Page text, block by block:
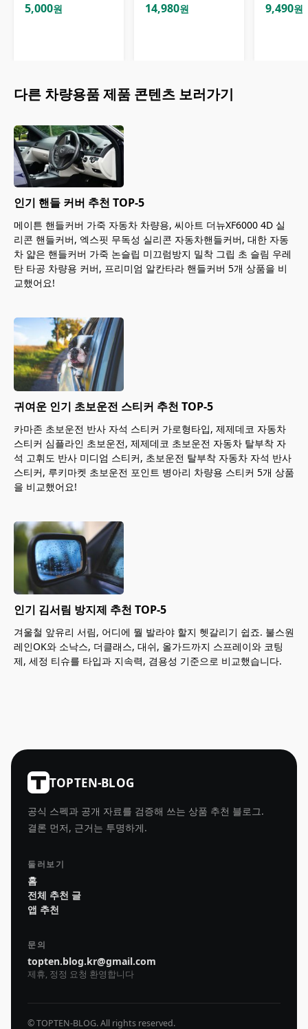
5,000원
14,980원
9,490원
다른 차량용품제품 콘텐츠 보러가기
인기 핸들 커버 추천 TOP-5
메이튼 핸들커버 가죽 자동차 차량용, 씨아트 더뉴XF6000 4D 실
리콘 핸들커버, 엑스핏 무독성 실리콘 자동차핸들커버, 대한 자동
차 얇은 핸들커버 가죽 논슬립 미끄럼방지 밀착 그립 초 슬림 우레
탄 타공 차량용 커버, 프리미엄 알칸타라 핸들커버 5개 상품을 비
교했어요!
귀여운 인기 초보운전 스티커 추천 TOP-5
카마존 초보운전 반사 자석 스티커 가로형타입, 제제데코 자동차
스티커 심플라인 초보운전, 제제데코 초보운전 자동차 탈부착 자
석 고휘도 반사 미디엄 스티커, 초보운전 탈부착 자동차 자석 반사
스티커, 루키마켓 초보운전 포인트 병아리 차량용 스티커 5개 상품
을 비교했어요!
인기 김서림 방지제 추천 TOP-5
겨울철 앞유리 서림, 어디에 뭘 발라야 할지 헷갈리기 쉽죠. 불스원
레인OK와 소낙스, 더클래스, 대쉬, 올가드까지 스프레이와 코팅
제, 세정 티슈를 타입과 지속력, 겸용성 기준으로 비교했습니다.
TOPTEN-BLOG
공식 스펙과 공개 자료를 검증해 쓰는 상품 추천 블로그.
결론 먼저, 근거는 투명하게.
둘러보기
홈
전체 추천 글
앱 추천
문의
topten.blog.kr@gmail.com
제휴, 정정 요청 환영합니다
© TOPTEN-BLOG. All rights reserved.